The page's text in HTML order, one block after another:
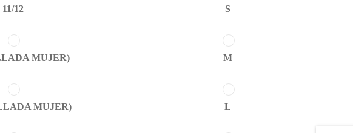
11/12 S
MUJER) M
MUJER) L